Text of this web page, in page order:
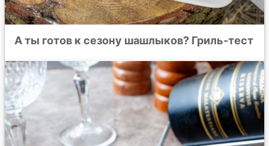
А ты готов к сезону шашлыков? Гриль-тест